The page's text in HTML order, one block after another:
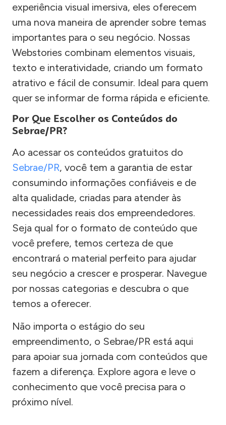
experiência visual imersiva, eles oferecem
uma nova maneira de aprender sobre temas
importantes para o seu negócio. Nossas
Webstories combinam elementos visuais,
texto e interatividade, criando um formato
atrativo e fácil de consumir. Ideal para quem
quer se informar de forma rápida e eficiente.
Por Que Escolher os Conteúdos do
Sebrae/PR?
Ao acessar os conteúdos gratuitos do
Sebrae/PR, você tem a garantia de estar
consumindo informações confiáveis e de
alta qualidade, criadas para atender às
necessidades reais dos empreendedores.
Seja qual for o formato de conteúdo que
você prefere, temos certeza de que
encontrará o material perfeito para ajudar
seu negócio a crescer e prosperar. Navegue
por nossas categorias e descubra o que
temos a oferecer.
Não importa o estágio do seu
empreendimento, o Sebrae/PR está aqui
para apoiar sua jornada com conteúdos que
fazem a diferença. Explore agora e leve o
conhecimento que você precisa para o
próximo nível.